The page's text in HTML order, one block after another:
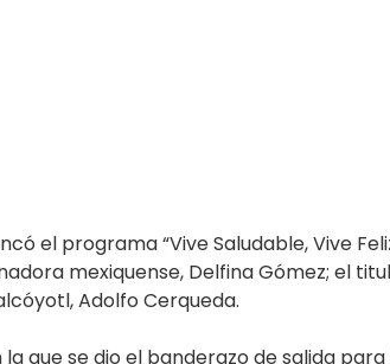
el programa “Vive Saludable, Vive
mexiquense, Delfina Gómez; el
Adolfo Cerqueda.
que se dio el banderazo de salida